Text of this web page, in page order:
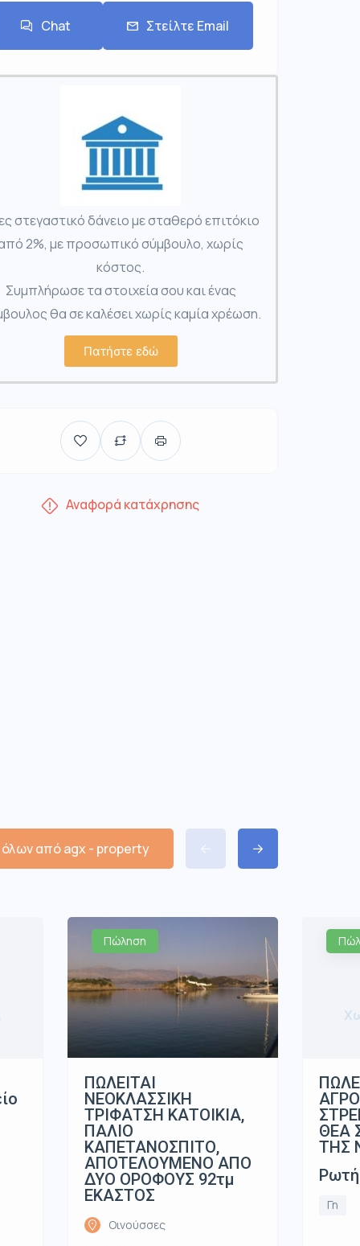
Chat Στείλτε Email
στεγαστικό δάνειο με σταθερό επιτόκιο
2%, με προσωπικό σύμβουλο, χωρίς
κόστος.
Συμπλήρωσε τα στοιχεία σου και ένας
θα σε καλέσει χωρίς καμία χρέωση.
Πατήστε εδώ
Αναφορά κατάχρησης
από agx - property
Πώληση
ΠΩΛΕΙΤΑΙ
ΝΕΟΚΛΑΣΣΙΚΗ
ΤΡΙΦΑΤΣΗ ΚΑΤΟΙΚΙΑ,
ΠΑΛΙΟ
ΚΑΠΕΤΑΝΟΣΠΙΤΟ,
ΑΠΟΤΕΛΟΥΜΕΝΟ ΑΠΟ
ΔΥΟ ΟΡΟΦΟΥΣ 92τμ
ΕΚΑΣΤΟΣ
Οινούσσες
ΘΕΑ
ΤΗΣ
Γη